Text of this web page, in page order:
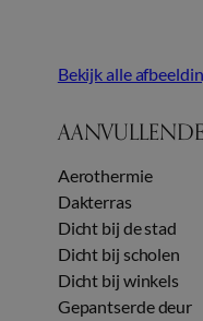
Bekijk alle
Aerothermie
Dakterras
Dicht bij de stad
Dicht bij scholen
Dicht bij winkels
Gepantserde deur